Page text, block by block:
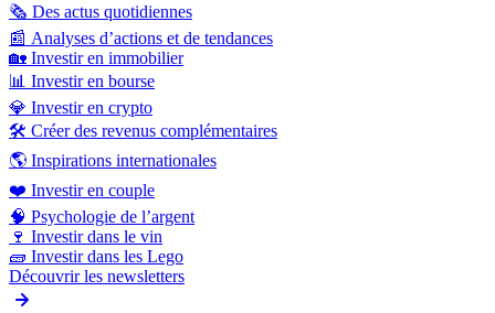
🗞️ Des actus quotidiennes
📰 Analyses d’actions et de tendances
🏡 Investir en immobilier
📊 Investir en bourse
💎 Investir en crypto
🛠️ Créer des revenus complémentaires
🌎 Inspirations internationales
❤️ Investir en couple
🧠 Psychologie de l’argent
🍷 Investir dans le vin
🧱 Investir dans les Lego
Découvrir les newsletters